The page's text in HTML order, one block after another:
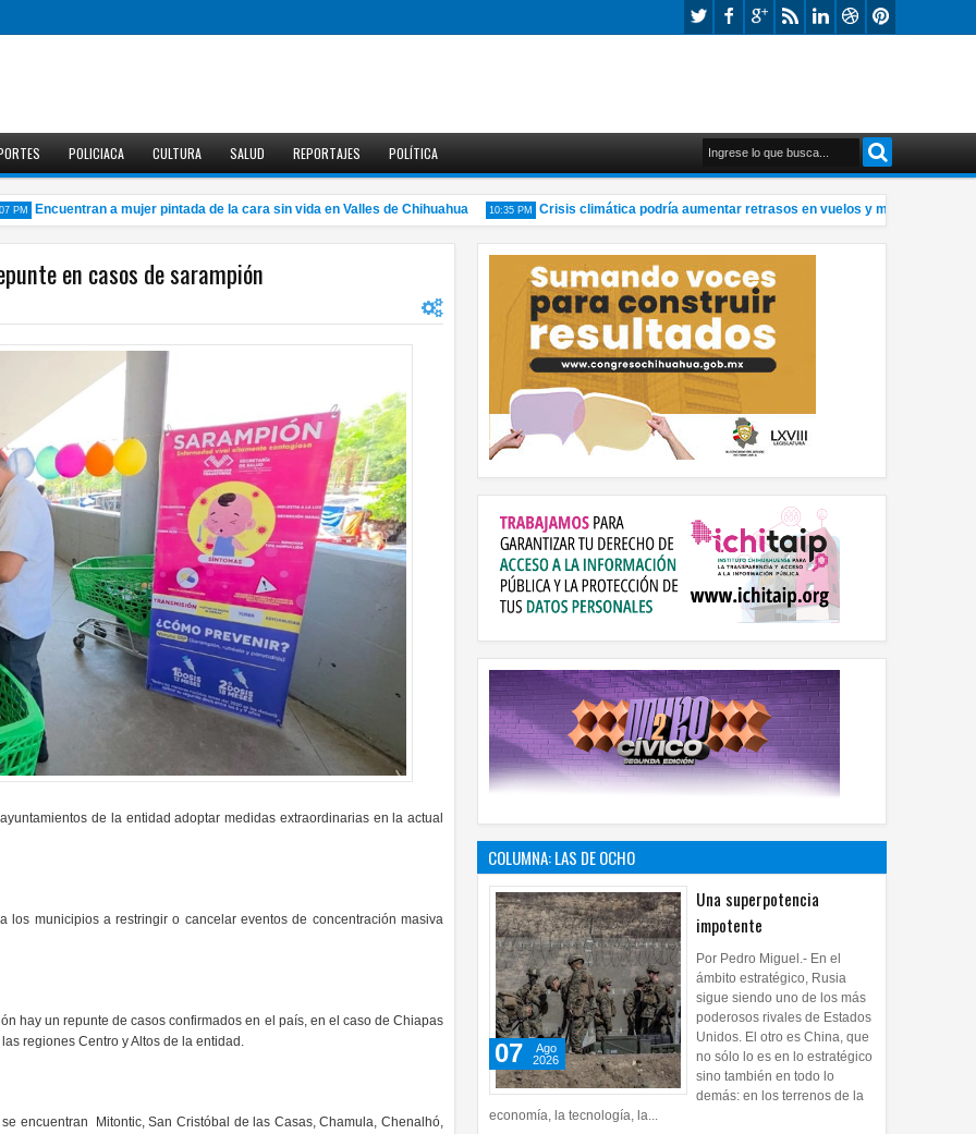
POLICIACA CULTURA SALUD REPORTAJES POLÍTICA
Encuentran a mujer pintada de la cara sin vida en Valles de Chihuahua 10:35 PM Crisis climática podría aumentar retrasos en vuelos y modificar forma de
en casos de sarampión
de la entidad adoptar medidas extraordinarias en la actual
municipios a restringir o cancelar eventos de concentración masiva
hay un repunte de casos confirmados en el país, en el caso de Chiapas
regiones Centro y Altos de la entidad.
encuentran Mitontic, San Cristóbal de las Casas, Chamula, Chenalhó,
COLUMNA: LAS DE OCHO
Una superpotencia
impotente
07
Ago
2026
Por Pedro Miguel.- En el
ámbito estratégico, Rusia
sigue siendo uno de los más
poderosos rivales de Estados
Unidos. El otro es China, que
no sólo lo es en lo estratégico
sino también en todo lo
demás: en los terrenos de la
economía, la tecnología, la...